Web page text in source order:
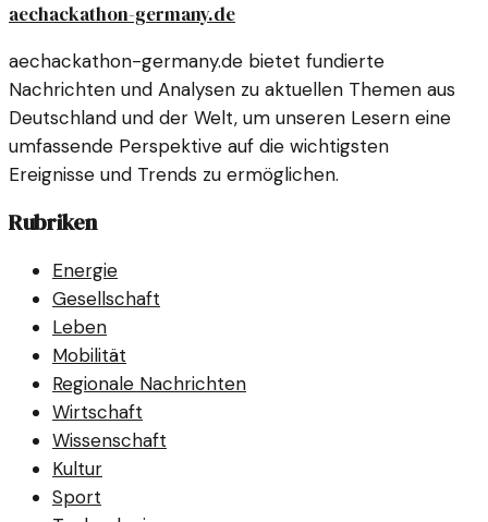
aechackathon-germany.de
aechackathon-germany.de bietet fundierte
Nachrichten und Analysen zu aktuellen Themen aus
Deutschland und der Welt, um unseren Lesern eine
umfassende Perspektive auf die wichtigsten
Ereignisse und Trends zu ermöglichen.
Rubriken
Energie
Gesellschaft
Leben
Mobilität
Regionale Nachrichten
Wirtschaft
Wissenschaft
Kultur
Sport